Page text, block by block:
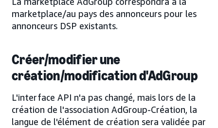
marketplace/au pays des annonceurs pour les
annonceurs DSP existants.
Créer/modifier une
création/modification d'AdGroup
L'interface API n'a pas changé, mais lors de la
création de l'association AdGroup-Création, la
langue de l'élément de création sera validée par